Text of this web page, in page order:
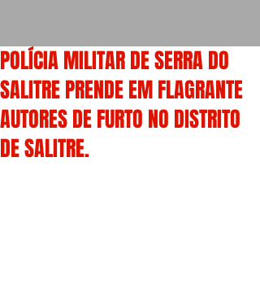
POLÍCIA MILITAR DE SERRA DO
SALITRE PRENDE EM FLAGRANTE
AUTORES DE FURTO NO DISTRITO
DE SALITRE.